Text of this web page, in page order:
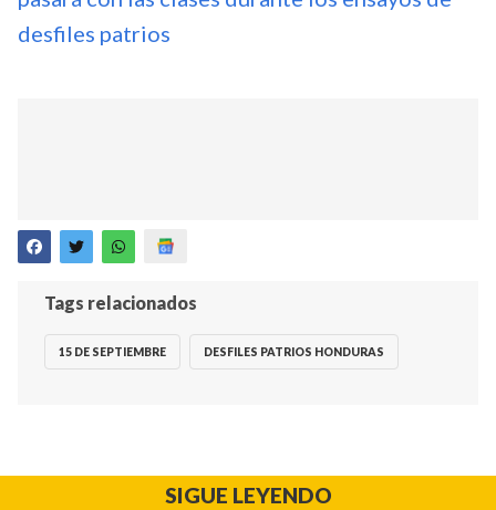
desfiles patrios
Tags relacionados
15 DE SEPTIEMBRE DESFILES PATRIOS HONDURAS
SIGUE LEYENDO